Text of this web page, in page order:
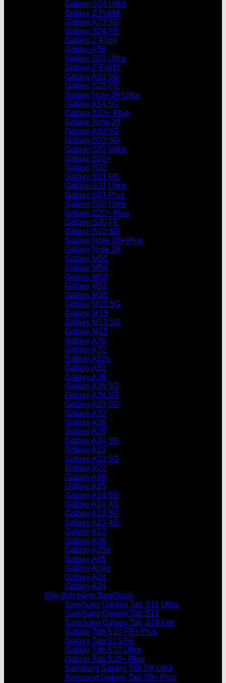
Galaxy S24 Ultra
Galaxy Z Fold4
Galaxy A73 5G
Galaxy S24 FE
Galaxy Z Flip4
Galaxy A56
Galaxy S23 Ultra
Galaxy Z Fold3
Galaxy A55 5G
Galaxy S23 FE
Galaxy Note 20 Ultra
Galaxy A54 5G
Galaxy S23+ Plus
Galaxy Note 20
Galaxy A53 5G
Galaxy S23 5G
Galaxy S22 Ultra
Galaxy S22+
Galaxy S22
Galaxy S21 FE
Galaxy S21 Ultra
Galaxy S21 Plus
Galaxy S20 Ultra
Galaxy S20+ Plus
Galaxy S20 FE
Galaxy S10 5G
Galaxy Note 10+ Plus
Galaxy Note 10
Galaxy M55
Galaxy M54
Galaxy M53
Galaxy M51
Galaxy M35
Galaxy M23 5G
Galaxy M15
Galaxy M13 5G
Galaxy M12
Galaxy A76
Galaxy A72
Galaxy A52s
Galaxy A52
Galaxy A36
Galaxy A35 5G
Galaxy A34 5G
Galaxy A33 5G
Galaxy A32
Galaxy A26
Galaxy A25
Galaxy A24 5G
Galaxy A23
Galaxy A22 5G
Galaxy A22
Galaxy A16
Galaxy A15
Galaxy A14 5G
Galaxy A14 4G
Galaxy A13 5G
Galaxy A13 4G
Galaxy A12
Galaxy A06
Galaxy A05s
Galaxy A05
Galaxy A04s
Galaxy A04
Galaxy A24
Máy tính bảng SamSung
SamSung Galaxy Tab S11 Ultra
SamSung Galaxy Tab S11
SamSung Galaxy Tab S10 Lite
Galaxy Tab S10 FE+ Plus
Galaxy Tab S10 FE
Galaxy Tab S10 Ultra
Galaxy Tab S10+ Plus
Samsung Galaxy Tab S9 Ultra
Samsung Galaxy Tab S9+ Plus